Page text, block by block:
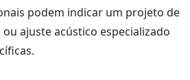
podem indicar um projeto de
ajuste acústico especializado